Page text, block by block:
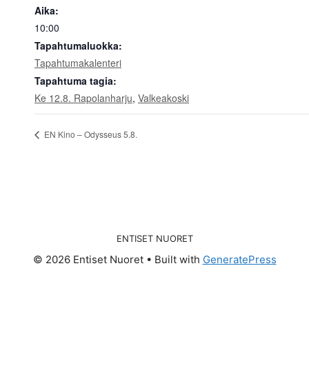
Aika:
10:00
Tapahtumaluokka:
Tapahtumakalenteri
Tapahtuma tagia:
Ke 12.8. Rapolanharju, Valkeakoski
EN Kino – Odysseus 5.8.
ENTISET NUORET
© 2026 Entiset Nuoret• Built with GeneratePress